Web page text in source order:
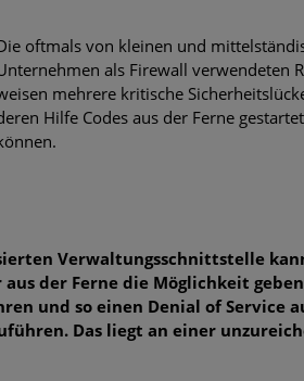
aller Arten im Fokus der
Aufstieg: Mega-Ransomware.
Kampagnen mit großen
auf LinkedIn:
oftmals von kleinen und
als Firewall verwendeten
mehrere kritische
Hilfe Codes aus der Ferne
Verwaltungsschnittstelle
der Ferne die Möglichkeit
und so einen Denial of Service
Das liegt an einer